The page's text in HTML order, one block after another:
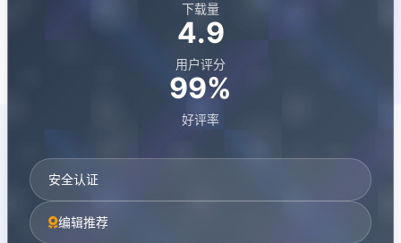
下载量
4.9
用户评分
99%
好评率
安全认证
编辑推荐